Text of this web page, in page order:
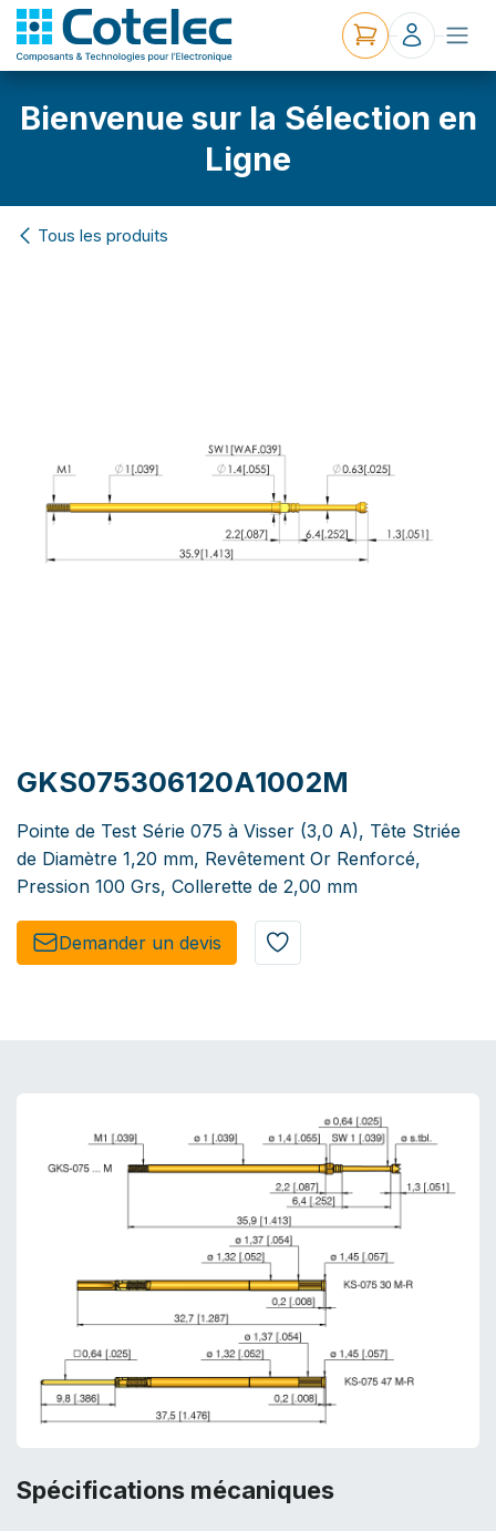
Bienvenue sur la Sélection en
Ligne
Tous les produits
GKS075306120A1002M
Pointe de Test Série 075 à Visser (3,0 A), Tête Striée
de Diamètre 1,20 mm, Revêtement Or Renforcé,
Pression 100 Grs, Collerette de 2,00 mm
Demander un de​​vis​​
Spécifications mécaniques